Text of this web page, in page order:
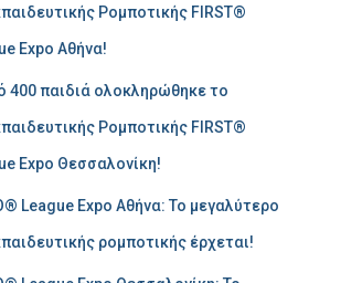
Ρομποτικής FIRST®
Expo Αθήνα!
400 παιδιά ολοκληρώθηκε το
Ρομποτικής FIRST®
Expo Θεσσαλονίκη!
League Expo Αθήνα: Το μεγαλύτερο
ρομποτικής έρχεται!